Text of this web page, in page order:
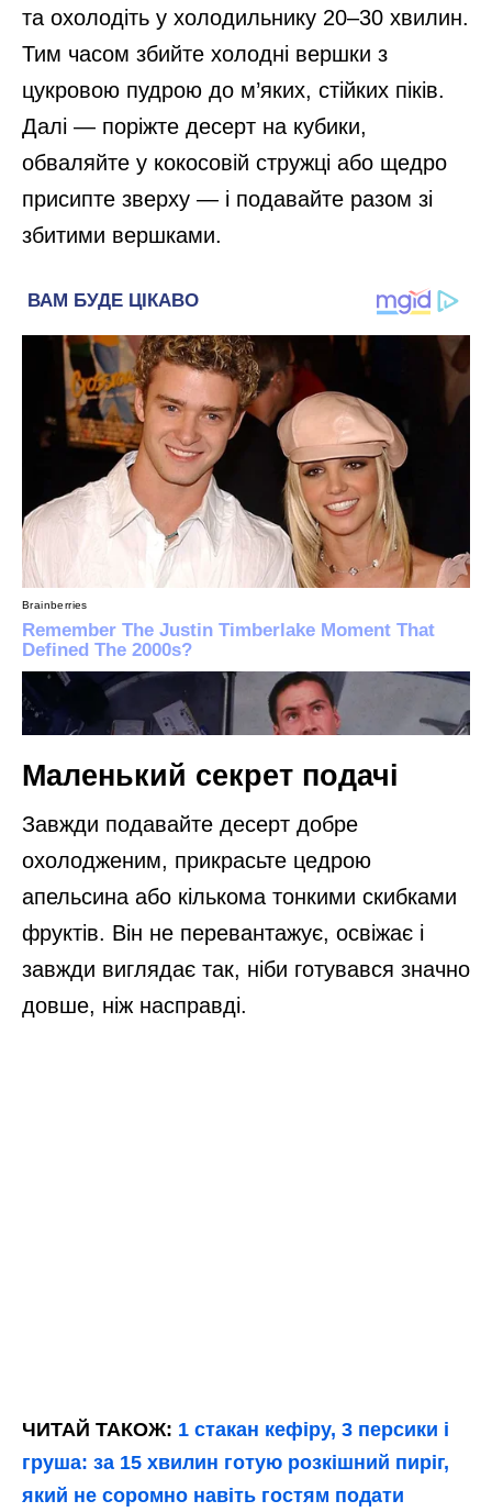
та охолодіть у холодильнику 20–30 хвилин.
Тим часом збийте холодні вершки з
цукровою пудрою до м’яких, стійких піків.
Далі — поріжте десерт на кубики,
обваляйте у кокосовій стружці або щедро
присипте зверху — і подавайте разом зі
збитими вершками.